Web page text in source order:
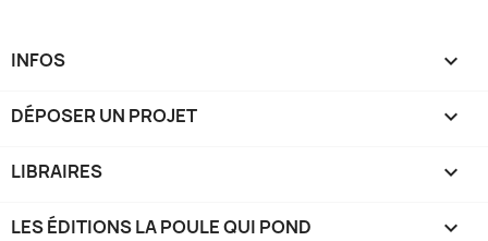
INFOS 
DÉPOSER UN PROJET 
LIBRAIRES 
LES ÉDITIONS LA POULE QUI POND 